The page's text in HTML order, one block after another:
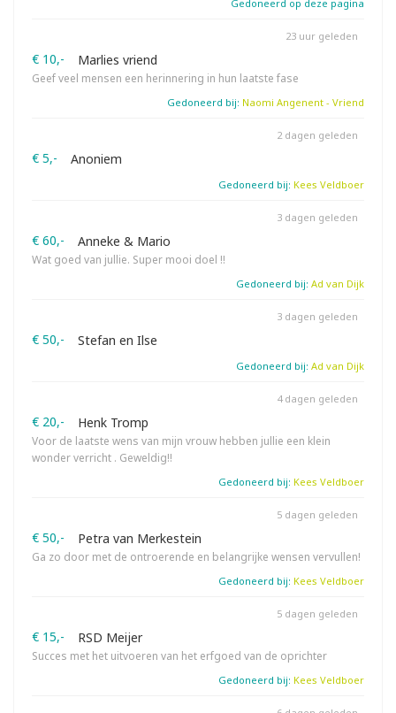
Gedoneerd op deze pagina
€ 10,- Marlies vriend
Geef veel mensen een herinnering in hun laatste fase
23 uur geleden
Gedoneerd bij: Naomi Angenent - Vriend
€ 5,- Anoniem
2 dagen geleden
Gedoneerd bij: Kees Veldboer
€ 60,- Anneke & Mario
Wat goed van jullie. Super mooi doel !!
3 dagen geleden
Gedoneerd bij: Ad van Dijk
€ 50,- Stefan en Ilse
3 dagen geleden
Gedoneerd bij: Ad van Dijk
€ 20,- Henk Tromp
Voor de laatste wens van mijn vrouw hebben jullie een klein
wonder verricht . Geweldig!!
4 dagen geleden
Gedoneerd bij: Kees Veldboer
€ 50,- Petra van Merkestein
Ga zo door met de ontroerende en belangrijke wensen vervullen!
5 dagen geleden
Gedoneerd bij: Kees Veldboer
€ 15,- RSD Meijer
Succes met het uitvoeren van het erfgoed van de oprichter
5 dagen geleden
Gedoneerd bij: Kees Veldboer